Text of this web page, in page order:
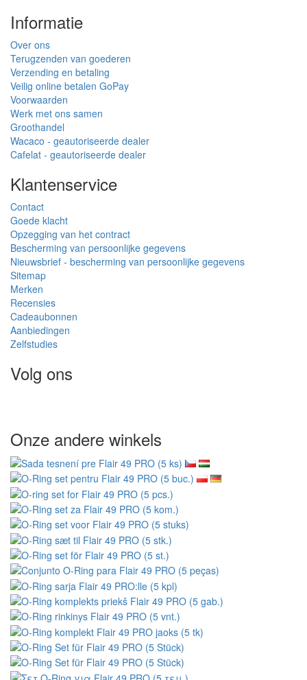
Informatie
Over ons
Terugzenden van goederen
Verzending en betaling
Veilig online betalen GoPay
Voorwaarden
Werk met ons samen
Groothandel
Wacaco - geautoriseerde dealer
Cafelat - geautoriseerde dealer
Klantenservice
Contact
Goede klacht
Opzegging van het contract
Bescherming van persoonlijke gegevens
Nieuwsbrief - bescherming van persoonlijke gegevens
Sitemap
Merken
Recensies
Cadeaubonnen
Aanbiedingen
Zelfstudies
Volg ons
Onze andere winkels